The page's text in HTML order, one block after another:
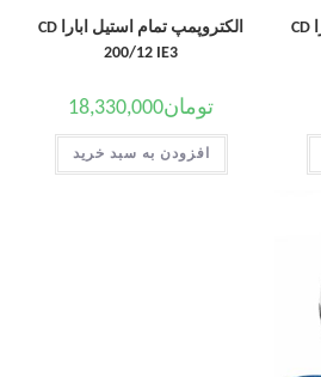
الکتروپمپ تمام استیل ابارا CD
الکتروپمپ تمام استیل ابارا CD
200/12 IE3
تومان18,330,000
افزودن به سبد خرید